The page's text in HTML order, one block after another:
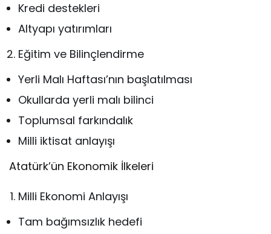
Kredi destekleri
Altyapı yatırımları
Eğitim ve Bilinçlendirme
Yerli Malı Haftası’nın başlatılması
Okullarda yerli malı bilinci
Toplumsal farkındalık
Milli iktisat anlayışı
Atatürk’ün Ekonomik İlkeleri
Milli Ekonomi Anlayışı
Tam bağımsızlık hedefi